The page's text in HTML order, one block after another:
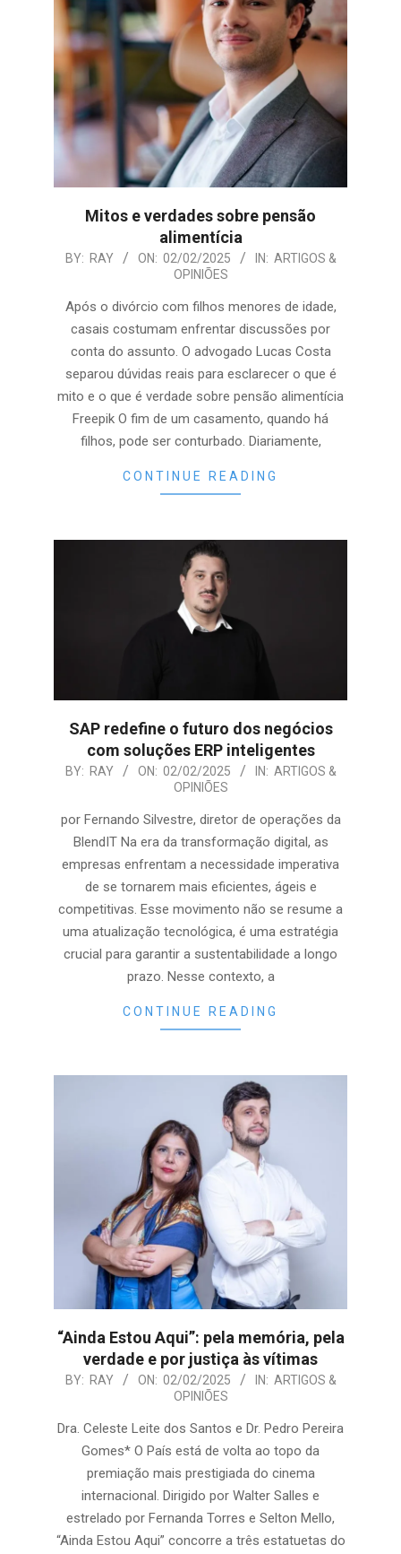
Mitos e verdades sobre pensão
alimentícia
2025-
BY: RAY ON: 02/02/2025 IN: ARTIGOS &
OPINIÕES
Após o divórcio com filhos menores de idade,
casais costumam enfrentar discussões por
conta do assunto. O advogado Lucas Costa
separou dúvidas reais para esclarecer o que é
mito e o que é verdade sobre pensão alimentícia
Freepik O fim de um casamento, quando há
filhos, pode ser conturbado. Diariamente,
CONTINUE READING
SAP redefine o futuro dos negócios
com soluções ERP inteligentes
2025-
02
BY: RAY ON: 02/02/2025 IN: ARTIGOS &
OPINIÕES
por Fernando Silvestre, diretor de operações da
BlendIT Na era da transformação digital, as
empresas enfrentam a necessidade imperativa
de se tornarem mais eficientes, ágeis e
competitivas. Esse movimento não se resume a
uma atualização tecnológica, é uma estratégia
crucial para garantir a sustentabilidade a longo
prazo. Nesse contexto, a
CONTINUE READING
“Ainda Estou Aqui”: pela memória, pela
verdade e por justiça às vítimas
2025-
02
BY: RAY ON: 02/02/2025 IN: ARTIGOS &
OPINIÕES
Dra. Celeste Leite dos Santos e Dr. Pedro Pereira
Gomes* O País está de volta ao topo da
premiação mais prestigiada do cinema
internacional. Dirigido por Walter Salles e
estrelado por Fernanda Torres e Selton Mello,
“Ainda Estou Aqui” concorre a três estatuetas do